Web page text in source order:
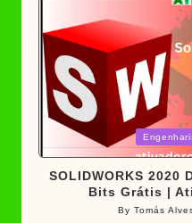
Posted
in
SOLIDWORKS 2020
Bits Grátis |
Posted
ByTomás